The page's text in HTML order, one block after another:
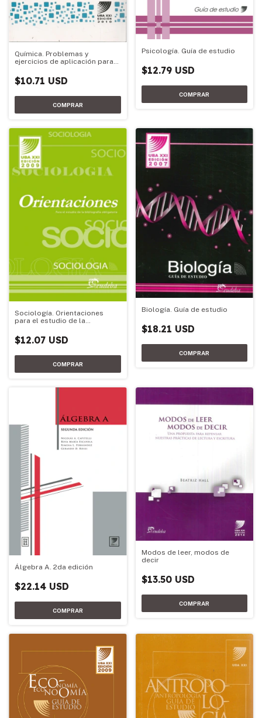
Química. Problemas y
ejercicios de aplicación para
$10.71 USD
Psicología. Guía de estudio
$12.79 USD
Sociología. Orientaciones
para el estudio de la
$12.07 USD
Biología. Guía de estudio
$18.21 USD
Álgebra A. 2da edición
$22.14 USD
Modos de leer, modos de
decir
$13.50 USD